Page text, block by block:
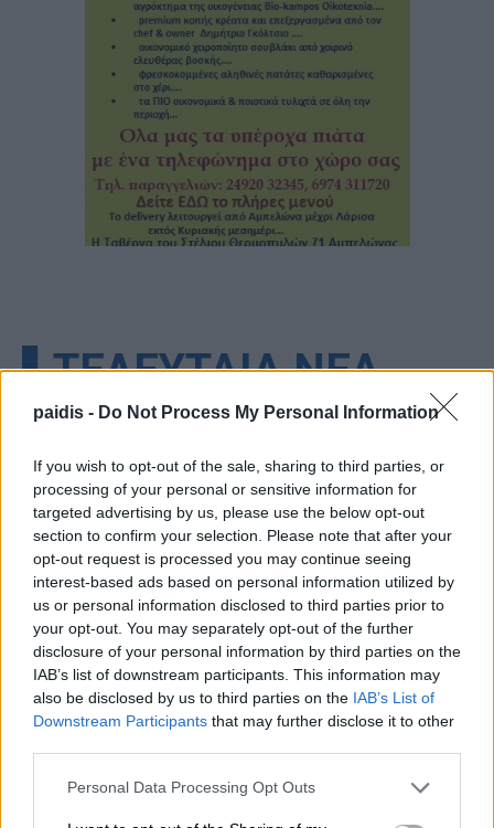
paidis - Do Not Process My Personal Information
If you wish to opt-out of the sale, sharing to third parties, or
processing of your personal or sensitive information for
targeted advertising by us, please use the below opt-out
section to confirm your selection. Please note that after your
opt-out request is processed you may continue seeing
interest-based ads based on personal information utilized by
us or personal information disclosed to third parties prior to
your opt-out. You may separately opt-out of the further
disclosure of your personal information by third parties on the
IAB’s list of downstream participants. This information may
also be disclosed by us to third parties on the IAB’s List of
Downstream Participants that may further disclose it to other
Personal Data Processing Opt Outs
▌ΤΕΛΕΥΤΑΙΑ ΝΕΑ